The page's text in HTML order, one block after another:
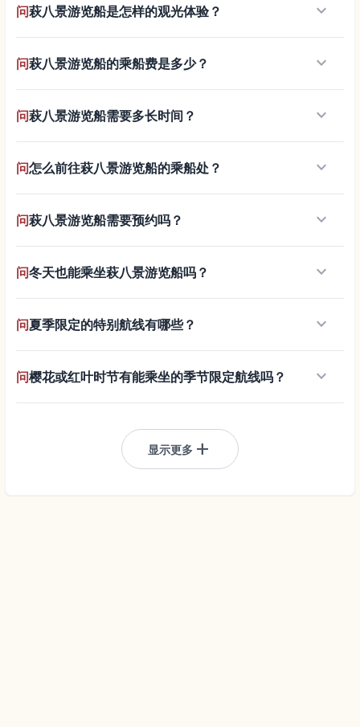
问萩八景游览船是怎样的观光体验？ keyboard_arrow_down
问萩八景游览船的乘船费是多少？ keyboard_arrow_down
问萩八景游览船需要多长时间？ keyboard_arrow_down
问怎么前往萩八景游览船的乘船处？ keyboard_arrow_down
问萩八景游览船需要预约吗？ keyboard_arrow_down
问冬天也能乘坐萩八景游览船吗？ keyboard_arrow_down
问夏季限定的特别航线有哪些？ keyboard_arrow_down
问樱花或红叶时节有能乘坐的季节限定航线吗？ keyboard_arrow_down
显示更多 add